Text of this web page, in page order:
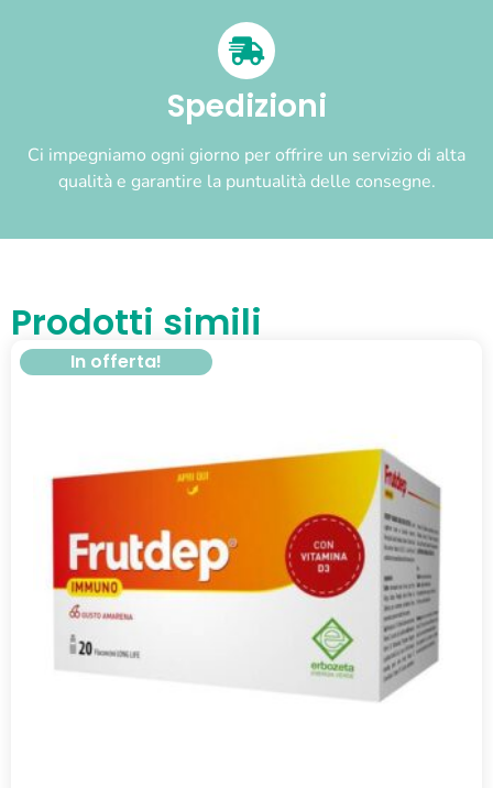
Spedizioni
Ci impegniamo ogni giorno per offrire un servizio di alta
qualità e garantire la puntualità delle consegne.
Prodotti simili
In offerta!